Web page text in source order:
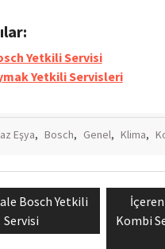
Yetkili Servisi
Yetkili Servisleri
Eşya, Bosch, Genel, Klima,
Bosch Yetkili
Servisi
Next
post:
Kombi